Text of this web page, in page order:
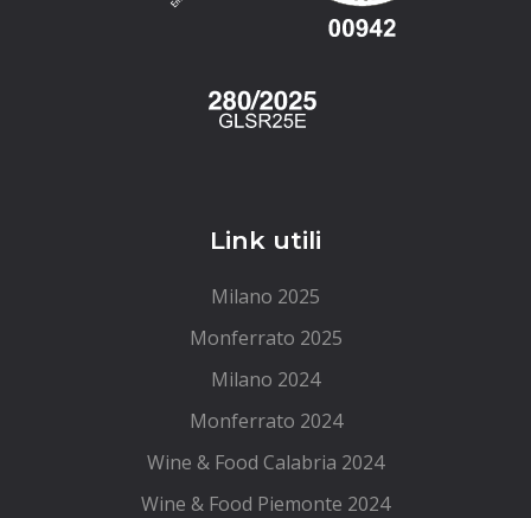
Link utili
Milano 2025
Monferrato 2025
Milano 2024
Monferrato 2024
Wine & Food Calabria 2024
Wine & Food Piemonte 2024